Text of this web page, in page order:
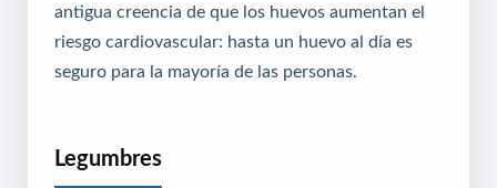
antigua creencia de que los huevos aumentan el
riesgo cardiovascular: hasta un huevo al día es
seguro para la mayoría de las personas.
Legumbres